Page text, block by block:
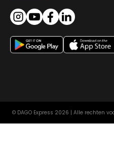
© DAGO Express 2026 | Alle rechten